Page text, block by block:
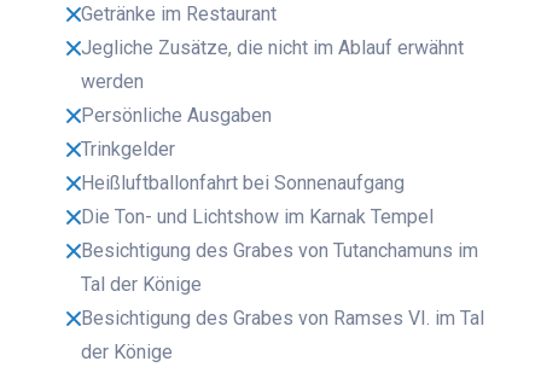
Getränke im Restaurant
Jegliche Zusätze, die nicht im Ablauf erwähnt
werden
Persönliche Ausgaben
Trinkgelder
Heißluftballonfahrt bei Sonnenaufgang
Die Ton- und Lichtshow im Karnak Tempel
Besichtigung des Grabes von Tutanchamuns im
Tal der Könige
Besichtigung des Grabes von Ramses VI. im Tal
der Könige